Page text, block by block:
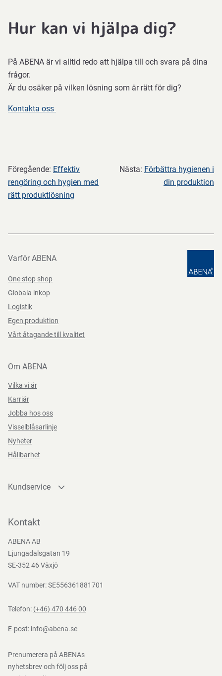
Hur kan vi hjälpa dig?
På ABENA är vi alltid redo att hjälpa till och svara på dina
frågor.
Är du osäker på vilken lösning som är rätt för dig?
Kontakta oss
Föregående: Effektiv
rengöring och hygien med
rätt produktlösning
Nästa: Förbättra hygienen i
din produktion
Varför ABENA
One stop shop
Globala inkop
Logistik
Egen produktion
Vårt åtagande till kvalitet
Om ABENA
Vilka vi är
Karriär
Jobba hos oss
Visselblåsarlinje
Nyheter
Hållbarhet
Kundservice
Bli kund
Nedladdningar
Kontakt
ABENA AB
Ljungadalsgatan 19
SE-352 46 Växjö
VAT number: SE556361881701
Telefon: (+46) 470 446 00
E-post: info@abena.se
Prenumerera på ABENAs
nyhetsbrev och följ oss på